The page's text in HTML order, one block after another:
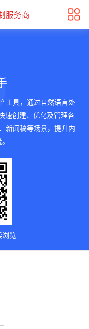
服务商
工具，通过自然语言处
速创建、优化及管理各
新闻稿等场景，提升内
浏览